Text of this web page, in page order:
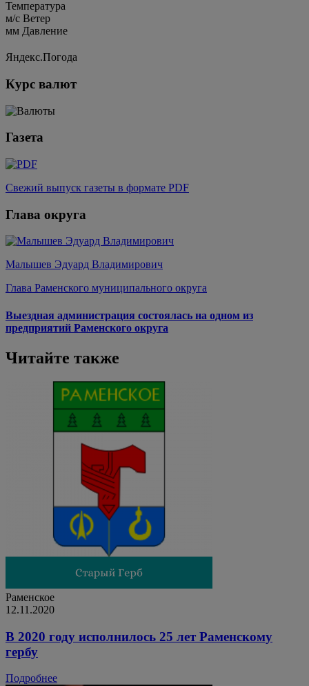
Температура
м/c Ветер
мм Давление
Яндекс.Погода
Курс валют
Газета
Свежий выпуск газеты в формате PDF
Глава округа
Малышев Эдуард Владимирович
Глава Раменского муниципального округа
Выездная администрация состоялась на одном из
предприятий Раменского округа
Читайте также
Раменское
12.11.2020
В 2020 году исполнилось 25 лет Раменскому
гербу
Подробнее